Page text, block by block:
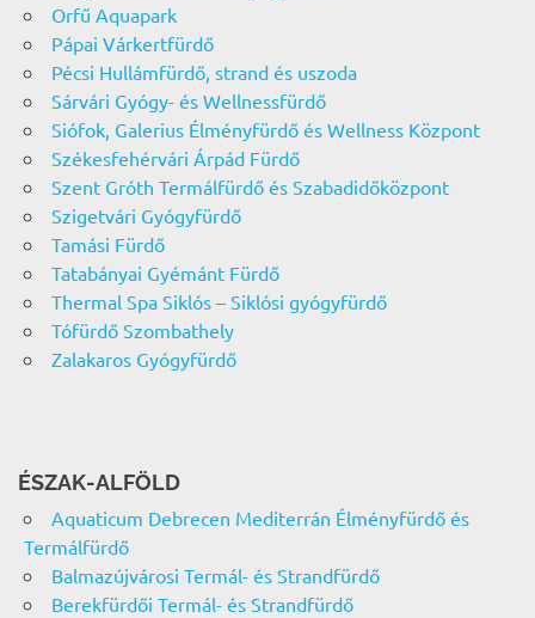
Orfű Aquapark
Pápai Várkertfürdő
Pécsi Hullámfürdő, strand és uszoda
Sárvári Gyógy- és Wellnessfürdő
Siófok, Galerius Élményfürdő és Wellness Központ
Székesfehérvári Árpád Fürdő
Szent Gróth Termálfürdő és Szabadidőközpont
Szigetvári Gyógyfürdő
Tamási Fürdő
Tatabányai Gyémánt Fürdő
Thermal Spa Siklós – Siklósi gyógyfürdő
Tófürdő Szombathely
Zalakaros Gyógyfürdő
ÉSZAK-ALFÖLD
Aquaticum Debrecen Mediterrán Élményfürdő és
Termálfürdő
Balmazújvárosi Termál- és Strandfürdő
Berekfürdői Termál- és Strandfürdő